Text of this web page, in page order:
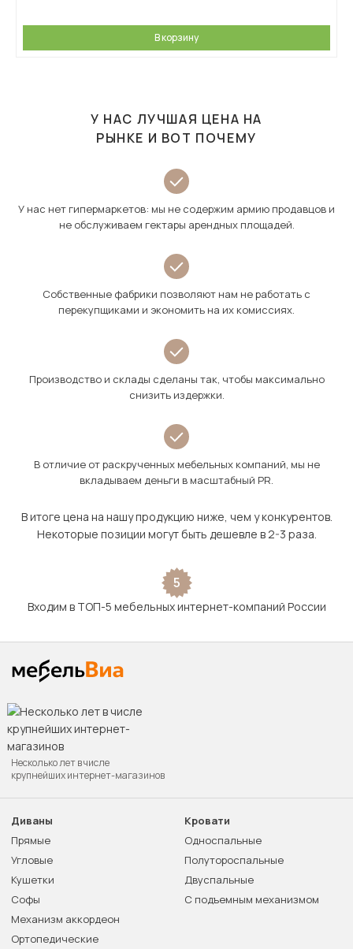
В корзину
У НАС ЛУЧШАЯ ЦЕНА НА
РЫНКЕ И ВОТ ПОЧЕМУ
У нас нет гипермаркетов: мы не содержим армию продавцов и
не обслуживаем гектары арендных площадей.
Собственные фабрики позволяют нам не работать с
перекупщиками и экономить на их комиссиях.
Производство и склады сделаны так, чтобы максимально
снизить издержки.
В отличие от раскрученных мебельных компаний, мы не
вкладываем деньги в масштабный PR.
В итоге цена на нашу продукцию ниже, чем у конкурентов.
Некоторые позиции могут быть дешевле в 2-3 раза.
5
Входим в ТОП-5 мебельных интернет-компаний России
Несколько лет в числе
крупнейших интернет-магазинов
Диваны
Прямые
Угловые
Кушетки
Софы
Механизм аккордеон
Ортопедические
Кровати
Односпальные
Полутороспальные
Двуспальные
С подъемным механизмом